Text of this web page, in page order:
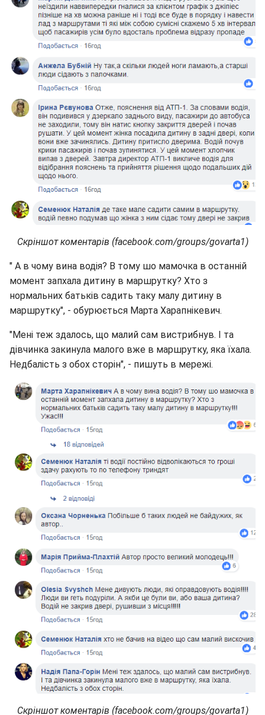
Скріншот коментарів (facebook.com/groups/govarta1)
" А в чому вина водія? В тому шо мамочка в останній
момент запхала дитину в маршрутку? Хто з
нормальних батьків садить таку малу дитину в
маршрутку", - обурюється Марта Харапнікевич.
"Мені теж здалось, що малий сам вистрибнув. І та
дівчинка закинула малого вже в маршрутку, яка їхала.
Недбалість з обох сторін", - пишуть в мережі.
Скріншот коментарів (facebook.com/groups/govarta1)